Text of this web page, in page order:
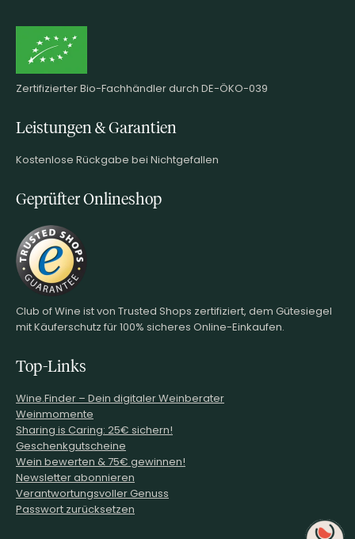
Zertifizierter Bio-Fachhändler durch DE-ÖKO-039
Leistungen & Garantien
Kostenlose Rückgabe bei Nichtgefallen
Geprüfter Onlineshop
Club of Wine ist von Trusted Shops zertifiziert, dem Gütesiegel
mit Käuferschutz für 100% sicheres Online-Einkaufen.
Top-Links
Wine.Finder – Dein digitaler Weinberater
Weinmomente
Sharing is Caring: 25€ sichern!
Geschenkgutscheine
Wein bewerten & 75€ gewinnen!
Newsletter abonnieren
Verantwortungsvoller Genuss
Passwort zurücksetzen